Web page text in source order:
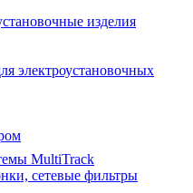
изделия
электроустановочных
MultiTrack
сетевые фильтры